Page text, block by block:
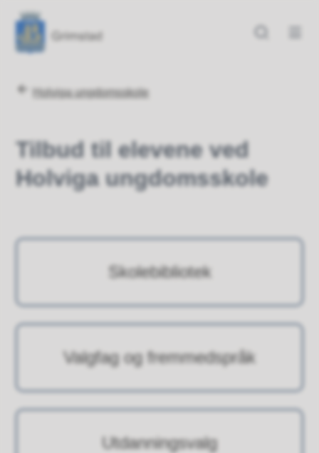
Grimstad kommune
Du er her:
Holviga ungdomsskole
Tilbud til elevene ved
Holviga ungdomsskole
Skolebibliotek
Valgfag og fremmedspråk
Utdanningsvalg